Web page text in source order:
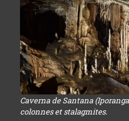
Caverna de Santana
colonnes et stalagmites.